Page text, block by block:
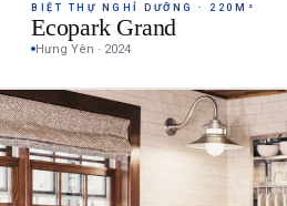
BIỆT THỰ NGHỈ DƯỠNG · 220M²
Ecopark Grand
Hưng Yên · 2024